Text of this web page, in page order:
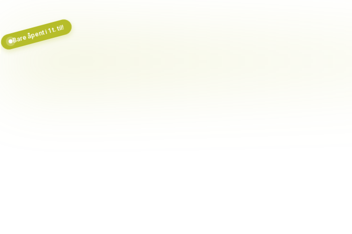
Bare åpent i 1 t. til!